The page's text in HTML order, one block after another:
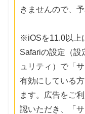
きませんので、
※iOSを11.0以上
Safariの設定（
ュリティ）で「
有効にしている
ます。広告をご
認いただき、「